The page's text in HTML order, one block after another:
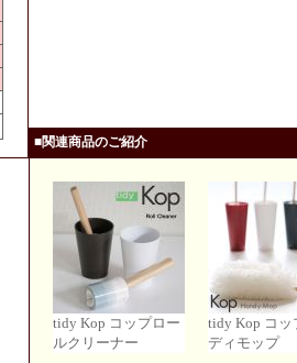
■関連商品のご紹介
tidy Kop コップロー
ルクリーナー
tidy Kop コッ
ディモップ